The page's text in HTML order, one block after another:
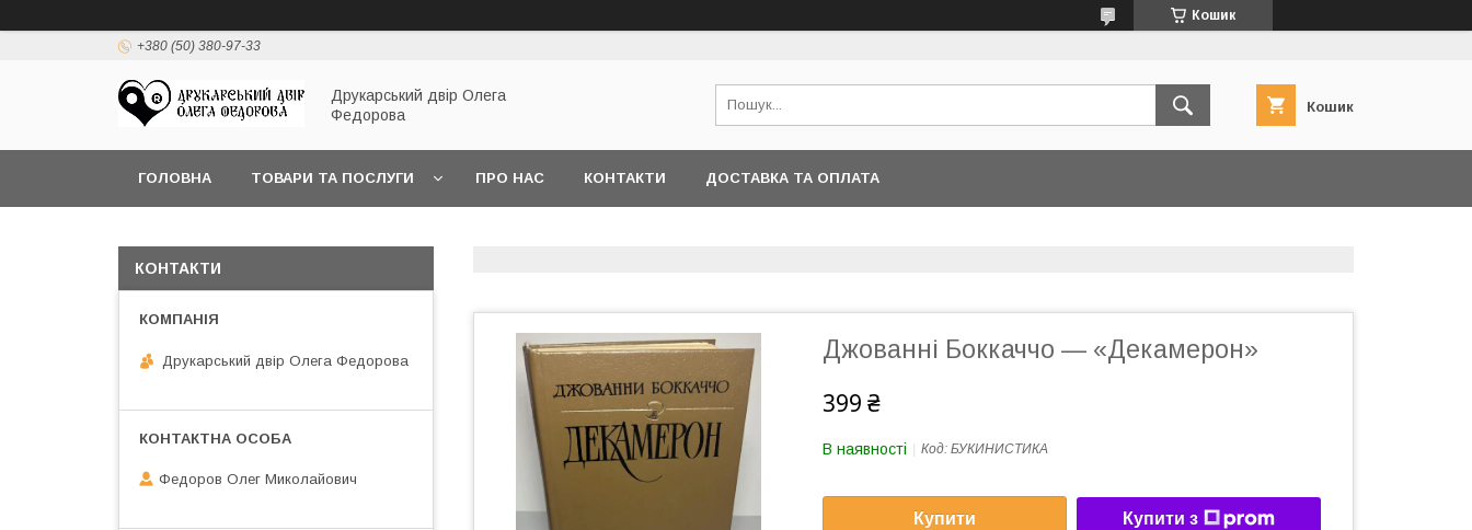
Кошик
+380 (50) 380-97-33
Друкарський двір Олега
Федорова
Кошик
ГОЛОВНА ТОВАРИ ТА ПОСЛУГИ ПРО НАС КОНТАКТИ ДОСТАВКА ТА ОПЛАТА
Джованні Боккаччо — «Декамерон»
399 ₴
В наявності Код: БУКИНИСТИКА
Купити Купити з
КОНТАКТИ
Друкарський двір Олега Федорова
Федоров Олег Миколайович